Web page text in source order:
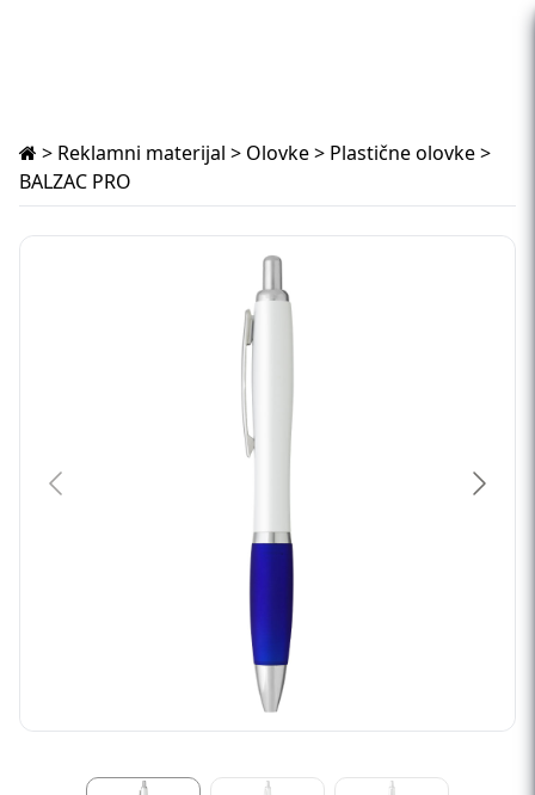
> Reklamni materijal > Olovke> Plastične olovke>
BALZAC PRO